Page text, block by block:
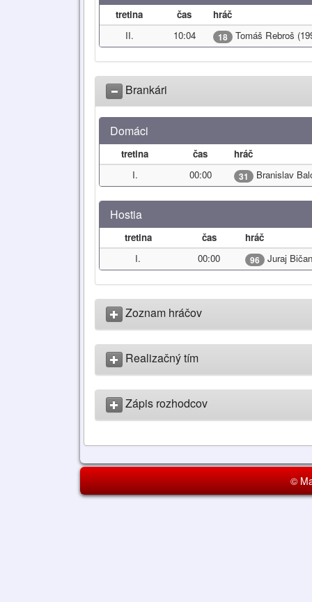
tretina čas
hráč
II.
10:04 18 Tomáš Rebroš
Brankári
Domáci
tretina čas
hráč
I.
00:00 31 Branislav
Hostia
tretina čas
hráč
I.
00:00 96 Juraj
Zoznam hráčov
Realizačný tím
Zápis rozhodcov
©